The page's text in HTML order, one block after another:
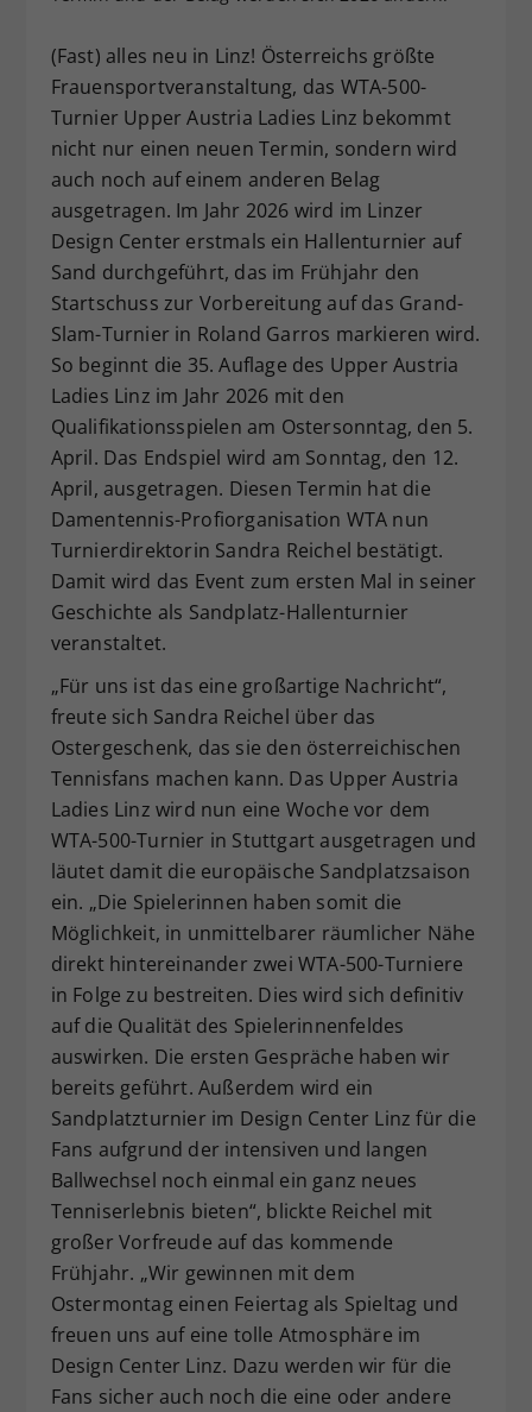
(Fast) alles neu in Linz! Österreichs größte
Frauensportveranstaltung, das WTA-500-
Turnier Upper Austria Ladies Linz bekommt
nicht nur einen neuen Termin, sondern wird
auch noch auf einem anderen Belag
ausgetragen. Im Jahr 2026 wird im Linzer
Design Center erstmals ein Hallenturnier auf
Sand durchgeführt, das im Frühjahr den
Startschuss zur Vorbereitung auf das Grand-
Slam-Turnier in Roland Garros markieren wird.
So beginnt die 35. Auflage des Upper Austria
Ladies Linz im Jahr 2026 mit den
Qualifikationsspielen am Ostersonntag, den 5.
April. Das Endspiel wird am Sonntag, den 12.
April, ausgetragen. Diesen Termin hat die
Damentennis-Profiorganisation WTA nun
Turnierdirektorin Sandra Reichel bestätigt.
Damit wird das Event zum ersten Mal in seiner
Geschichte als Sandplatz-Hallenturnier
veranstaltet.
„Für uns ist das eine großartige Nachricht“,
freute sich Sandra Reichel über das
Ostergeschenk, das sie den österreichischen
Tennisfans machen kann. Das Upper Austria
Ladies Linz wird nun eine Woche vor dem
WTA-500-Turnier in Stuttgart ausgetragen und
läutet damit die europäische Sandplatzsaison
ein. „Die Spielerinnen haben somit die
Möglichkeit, in unmittelbarer räumlicher Nähe
direkt hintereinander zwei WTA-500-Turniere
in Folge zu bestreiten. Dies wird sich definitiv
auf die Qualität des Spielerinnenfeldes
auswirken. Die ersten Gespräche haben wir
bereits geführt. Außerdem wird ein
Sandplatzturnier im Design Center Linz für die
Fans aufgrund der intensiven und langen
Ballwechsel noch einmal ein ganz neues
Tenniserlebnis bieten“, blickte Reichel mit
großer Vorfreude auf das kommende
Frühjahr. „Wir gewinnen mit dem
Ostermontag einen Feiertag als Spieltag und
freuen uns auf eine tolle Atmosphäre im
Design Center Linz. Dazu werden wir für die
Fans sicher auch noch die eine oder andere
Zweck
Einstellungen. Unter anderem eine
zufällig generierte ID, für die
historische Speicherung Ihrer
Webseiten-Betreiber dies eingestellt
hat.